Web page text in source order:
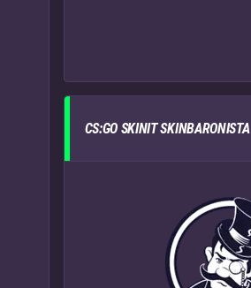
CS:GO SKINIT SKINBARONISTA